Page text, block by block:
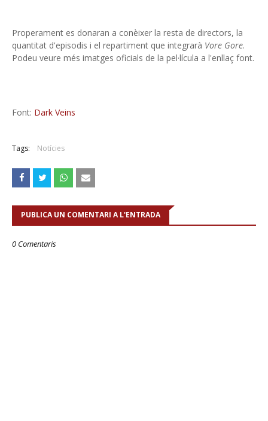
Properament es donaran a conèixer la resta de directors, la
quantitat d'episodis i el repartiment que integrarà Vore Gore.
Podeu veure més imatges oficials de la pel·lícula a l'enllaç font.
Font: Dark Veins
Tags: Notícies
PUBLICA UN COMENTARI A L'ENTRADA
0 Comentaris